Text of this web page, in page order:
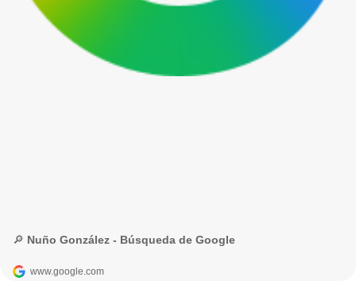
🔎 Nuño González - Búsqueda de Google
www.google.com